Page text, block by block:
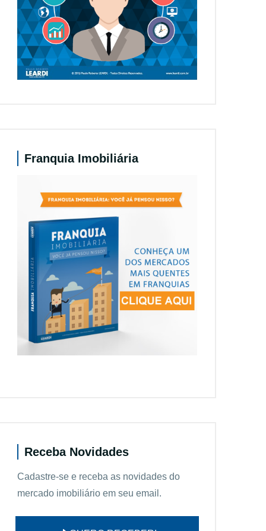
Franquia Imobiliária
Receba Novidades
Cadastre-se e receba as novidades do
mercado imobiliário em seu email.